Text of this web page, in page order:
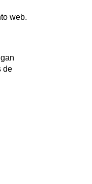
web.
de